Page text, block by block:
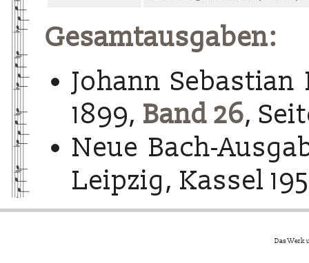
Gesamtausgaben:
Johann Sebastian
1899, Band 26,
Neue Bach-
Leipzig, Kassel
Das Werk